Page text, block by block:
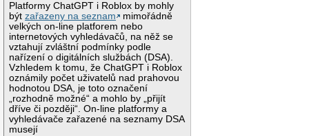
Platformy ChatGPT i Roblox by mohly
býtzařazeny na seznam
mimořádně
velkých on-line platforem nebo
internetových vyhledávačů, na něž se
vztahují zvláštní podmínky podle
nařízení o digitálních službách (DSA).
Vzhledem k tomu, že ChatGPT i Roblox
oznámily počet uživatelů nad prahovou
hodnotou DSA, je toto označení
„rozhodně možné“ a mohlo by „přijít
dříve či později“. On-line platformy a
vyhledávače zařazené na seznamy DSA
musejí